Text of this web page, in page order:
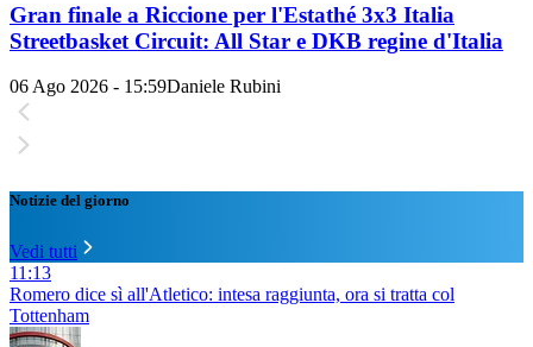
Gran finale a Riccione per l'Estathé 3x3 Italia
Streetbasket Circuit: All Star e DKB regine d'Italia
06 Ago 2026 - 15:59Daniele Rubini
Notizie del giorno
Vedi tutti
11:13
Romero dice sì all'Atletico: intesa raggiunta, ora si tratta col
Tottenham